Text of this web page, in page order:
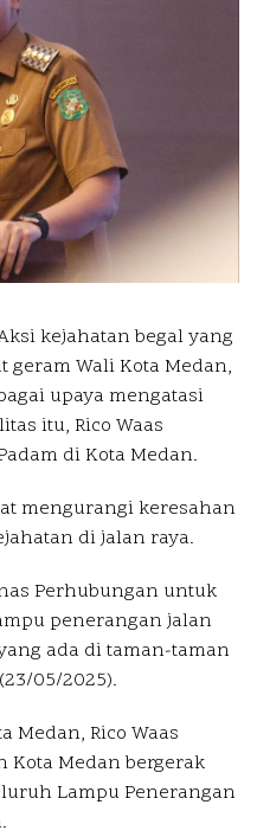
kejahatan begal yang
Wali Kota Medan,
upaya mengatasi
itu, Rico Waas
di Kota Medan.
mengurangi keresahan
di jalan raya.
Perhubungan untuk
penerangan jalan
ada di taman-taman
05/2025).
Medan, Rico Waas
Kota Medan bergerak
Lampu Penerangan